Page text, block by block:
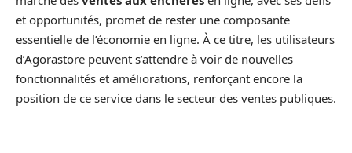
et opportunités, promet de rester une composante
essentielle de l’économie en ligne. À ce titre, les utilisateurs
d’Agorastore peuvent s’attendre à voir de nouvelles
fonctionnalités et améliorations, renforçant encore la
position de ce service dans le secteur des ventes publiques.